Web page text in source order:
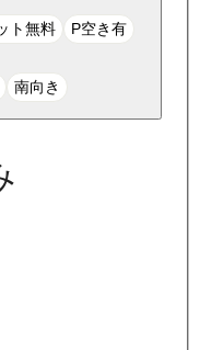
ト無料 P空き有
南向き